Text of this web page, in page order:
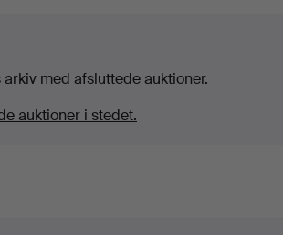
med afsluttede auktioner.
auktioner i stedet.